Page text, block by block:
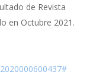
de Revista
en Octubre 2021.